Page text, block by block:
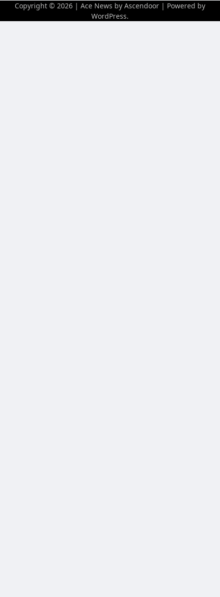
Copyright © 2026 | Ace News by Ascendoor | Powered by
WordPress.